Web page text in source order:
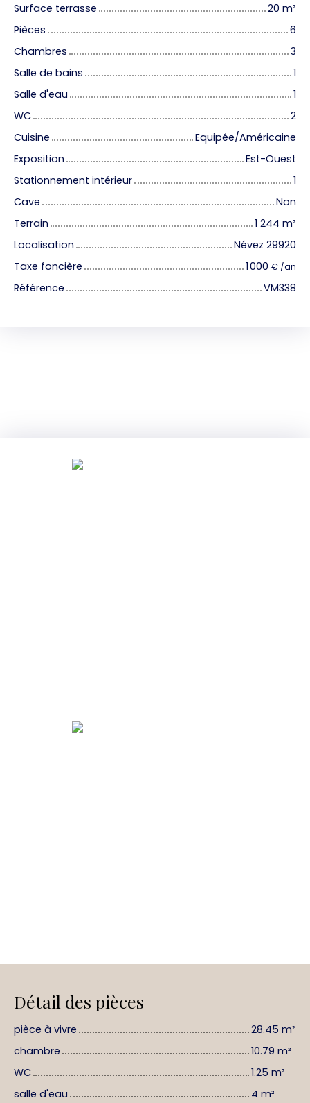
Surface terrasse
20 m²
Pièces
6
Chambres
3
Salle de bains
1
Salle d'eau
1
WC
2
Cuisine
Equipée/Américaine
Exposition
Est-Ouest
Stationnement intérieur
1
Cave
Non
Terrain
1 244 m²
Localisation
Névez 29920
Taxe foncière
1 000 € /an
Référence VM338
Détail des pièces
pièce à vivre
28.45 m²
chambre
10.79 m²
WC
1.25 m²
salle d'eau
4 m²